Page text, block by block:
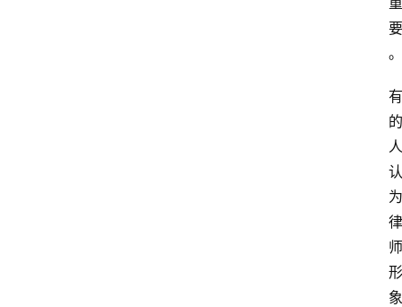
要
。
有
的
人
认
为
律
师
形
象